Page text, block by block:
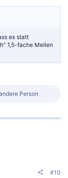
es statt
1,5-fache Meilen
Person
#10